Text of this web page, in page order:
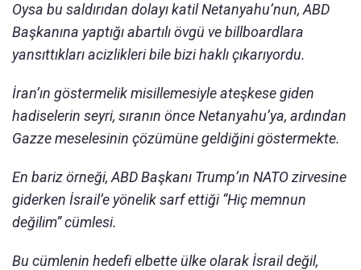
Oysa bu saldırıdan dolayı katil Netanyahu’nun, ABD
Başkanına yaptığı abartılı övgü ve billboardlara
yansıttıkları acizlikleri bile bizi haklı çıkarıyordu.
İran’ın göstermelik misillemesiyle ateşkese giden
hadiselerin seyri, sıranın önce Netanyahu’ya, ardından
Gazze meselesinin çözümüne geldiğini göstermekte.
En bariz örneği, ABD Başkanı Trump’ın NATO zirvesine
giderken İsrail’e yönelik sarf ettiği “Hiç memnun
değilim” cümlesi.
Bu cümlenin hedefi elbette ülke olarak İsrail değil,